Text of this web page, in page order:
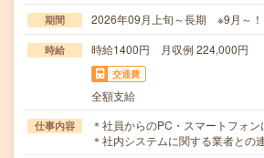
期間 2026年09月上旬～長期 ※9月～！
時給 時給1400円 月収例 224,000円
交通費
全額支給
仕事内容
＊社員からのPC・スマートフォ
＊社内システムに関する業者との